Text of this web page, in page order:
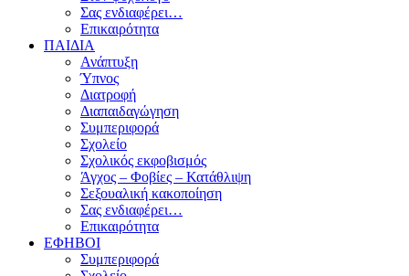
Σας ενδιαφέρει…
Επικαιρότητα
ΠΑΙΔΙΑ
Ανάπτυξη
Ύπνος
Διατροφή
Διαπαιδαγώγηση
Συμπεριφορά
Σχολείο
Σχολικός εκφοβισμός
Άγχος – Φοβίες – Κατάθλιψη
Σεξουαλική κακοποίηση
Σας ενδιαφέρει…
Επικαιρότητα
ΕΦΗΒΟΙ
Συμπεριφορά